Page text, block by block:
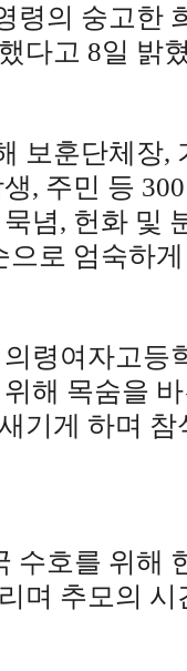
령의 숭고한
다고 8일 밝
보훈단체장,
, 주민 등 300
념, 헌화 및
으로 엄숙하
령여자고등
해 목숨을
기게 하며
수호를 위해
며 추모의 시